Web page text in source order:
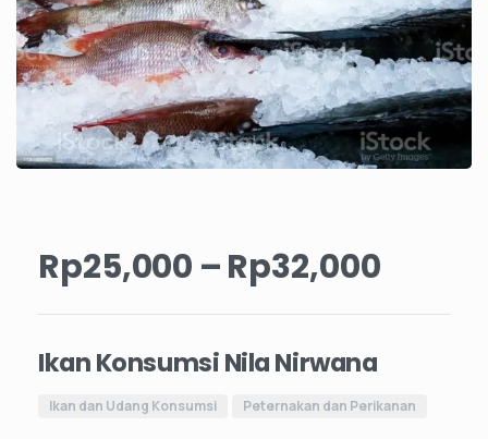
Rp25,000 –Rp32,000
Ikan Konsumsi Nila Nirwana
Ikan dan Udang Konsumsi Peternakan dan Perikanan